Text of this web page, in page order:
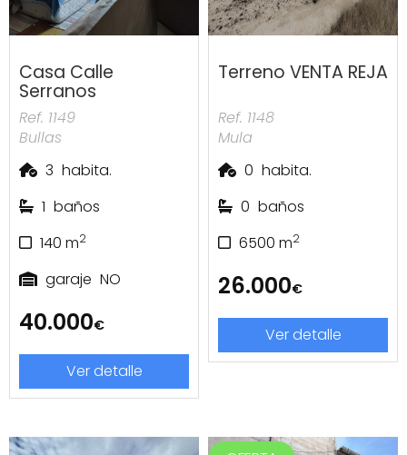
Casa Calle
Serranos
Ref. 1149
Bullas
3 habita.
1 baños
140 m2
garaje NO
40.000€
Ver detalle
Terreno VENTA REJA
Ref. 1148
Mula
0 habita.
0 baños
6500 m2
26.000€
Ver detalle